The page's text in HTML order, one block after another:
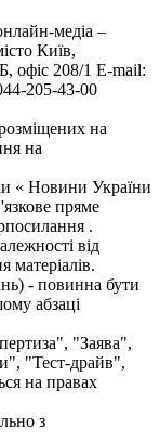
медіа –
Київ,
208/1 E-mail:
205-43-00
на
на
« Новини України
пряме
.
від
матеріалів.
- повинна бути
абзаці
"Заява",
"Тест-драйв",
на правах
з